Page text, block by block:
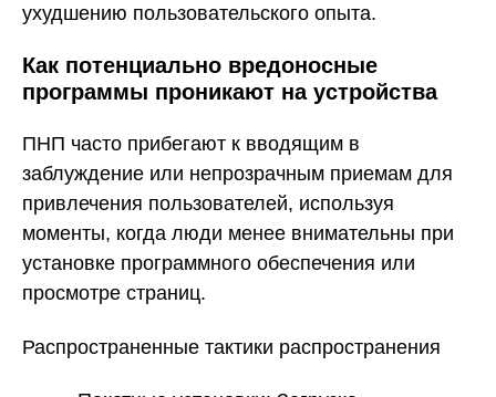
ухудшению пользовательского опыта.
Как потенциально вредоносные
программы проникают на устройства
ПНП часто прибегают к вводящим в
заблуждение или непрозрачным приемам для
привлечения пользователей, используя
моменты, когда люди менее внимательны при
установке программного обеспечения или
просмотре страниц.
Распространенные тактики распространения